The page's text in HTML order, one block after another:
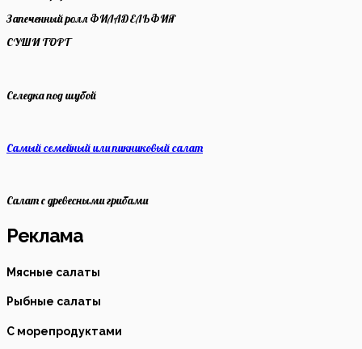
Запеченный ролл ФИЛАДЕЛЬФИЯ
СУШИ ТОРТ
Селедка под шубой
Самый семейный или пикниковый салат
Салат с древесными грибами
Реклама
Мясные салаты
Рыбные салаты
C морепродуктами